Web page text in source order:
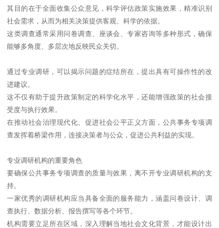
其目的在于全面收集公众意见，科学评估政策实施效果，精准识别
社会需求，从而为相关决策提供客观、科学的依据。
这类调查通常采用问卷调查、座谈会、专家咨询等多种形式，确保
能够多角度、多层次地反映民众关切。
通过专业调研，可以揭示问题的症结所在，提出具有可操作性的改
进建议。
这不仅有助于提升政策制定的科学化水平，还能增强政策的社会接
受度与执行效果。
在推动社会治理现代化、促进社会公平正义方面，公共事务专项调
查发挥着桥梁作用，连接决策者与公众，促进公共利益的实现。
专业调研机构的重要角色
要确保公共事务专项调查的质量与效果，离不开专业调研机构的支
持。
一家优秀的调研机构应当具备全面的服务能力，涵盖问卷设计、调
查执行、数据分析、报告撰写等各个环节。
机构需要立足所在区域，深入理解当地社会文化背景，才能设计出